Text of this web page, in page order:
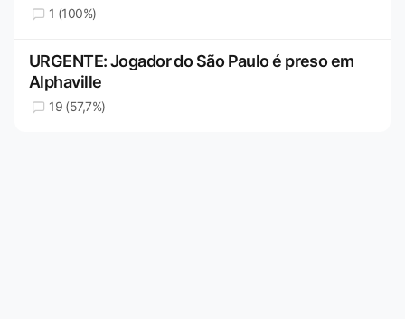
1 (100%)
URGENTE: Jogador do São Paulo é preso em
Alphaville
19 (57,7%)